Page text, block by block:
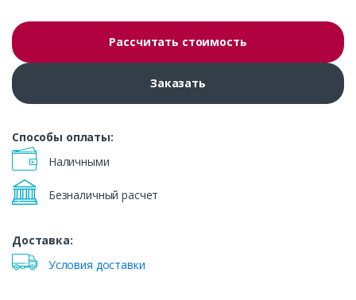
Рассчитать стоимость
Заказать
Способы оплаты:
Наличными
Безналичный расчет
Доставка:
Условия доставки